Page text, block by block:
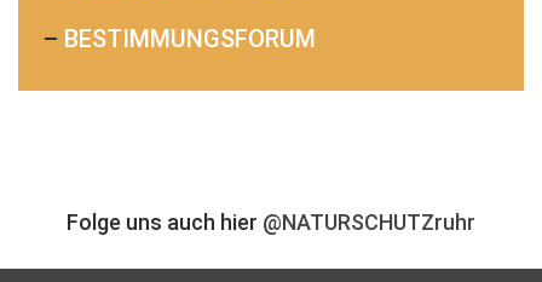
– BESTIMMUNGSFORUM
Folge uns auch hier @NATURSCHUTZruhr